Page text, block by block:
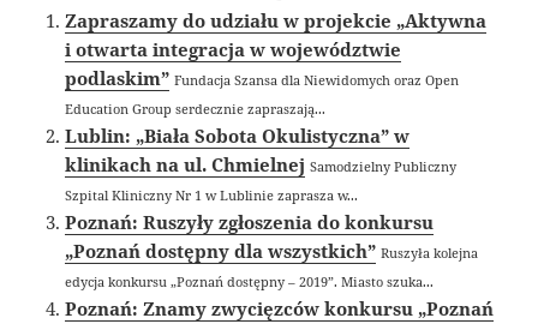
Zapraszamy do udziału w projekcie „Aktywna
i otwarta integracja w województwie
podlaskim” Fundacja Szansa dla Niewidomych oraz Open
Education Group serdecznie zapraszają...
Lublin: „Biała Sobota Okulistyczna” w
klinikach na ul. Chmielnej Samodzielny Publiczny
Szpital Kliniczny Nr 1 w Lublinie zaprasza w...
Poznań: Ruszyły zgłoszenia do konkursu
„Poznań dostępny dla wszystkich” Ruszyła kolejna
edycja konkursu „Poznań dostępny – 2019”. Miasto szuka...
Poznań: Znamy zwycięzców konkursu „Poznań